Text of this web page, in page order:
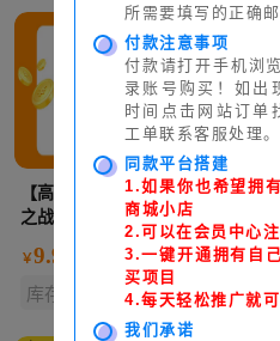
【高端精品】最新海外僵尸防御
之战游戏掘金挂机项目，单机一
天150+【挂机脚本+使用教程】
￥9.99元
库存充足 购买
所需要填写的正确邮
付款注意事项
付款请打开手机浏
录账号购买！如出
时间点击网站订单
工单联系客服处理。
同款平台搭建
1.如果你也希望拥
商城小店
2.可以在会员中心
3.一键开通拥有自
买项目
4.每天轻松推广就
我们承诺